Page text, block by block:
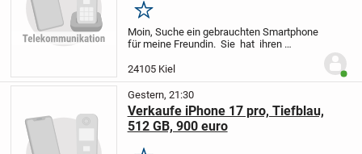
Merken
Moin, Suche ein gebrauchten Smartphone
für meine Freundin. Sie hat ihren
habt. Sie freut sich bestimmt. Raum Kiel
und Umgebung. Freue mich auf
Nachrichten...
24105 Kiel
Gestern, 21:30
Verkaufe iPhone 17 pro, Tiefblau,
512 GB, 900 euro